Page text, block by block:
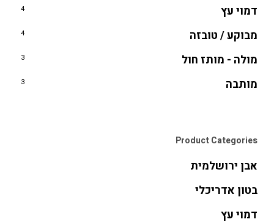
דמוי עץ 4
מבוקע / טובזה 4
מולה - מותז חול 3
מותבה 3
Product Categories
אבן ירושלמית
בטון אדריכלי
דמוי עץ